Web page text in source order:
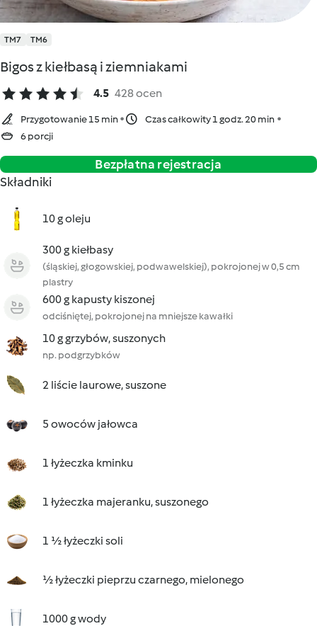
TM7 TM6
Bigos z kiełbasą i ziemniakami
4.5 428 ocen
Przygotowanie 15 min
Czas całkowity 1 godz. 20 min
6 porcji
Bezpłatna rejestracja
Składniki
10 g oleju
300 g kiełbasy
(śląskiej, głogowskiej, podwawelskiej), pokrojonej w 0,5 cm
plastry
600 g kapusty kiszonej
odciśniętej, pokrojonej na mniejsze kawałki
10 g grzybów, suszonych
np. podgrzybków
2 liście laurowe, suszone
5 owoców jałowca
1 łyżeczka kminku
1 łyżeczka majeranku, suszonego
1 ½ łyżeczki soli
½ łyżeczki pieprzu czarnego, mielonego
1000 g wody